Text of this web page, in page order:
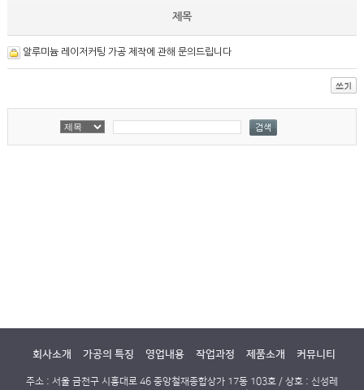
제목
알루미늄 레이저커팅 가공 제작에 관해 문의드립니다
회사소개 가공의 특징 영업내용 작업과정 제품소개 커뮤니티
주소 : 서울 금천구 시흥대로 46 중앙철재종합상가 17동 103호 / 상호 : 신성레